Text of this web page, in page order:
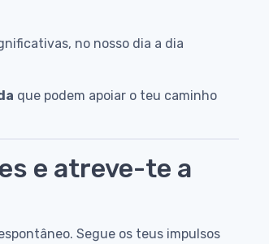
no nosso dia a dia
que podem apoiar o teu caminho
e atreve-te a
Segue os teus impulsos